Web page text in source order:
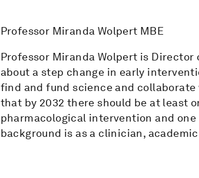
Professor Miranda Wolpert MBE
Professor Miranda Wolpert is
about a step change in early
find and fund science and
that by 2032 there should be at least
pharmacological intervention and
background is as a clinician,